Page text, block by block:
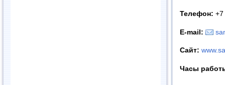
Телефон:
E-mail:
Сайт:
Часы